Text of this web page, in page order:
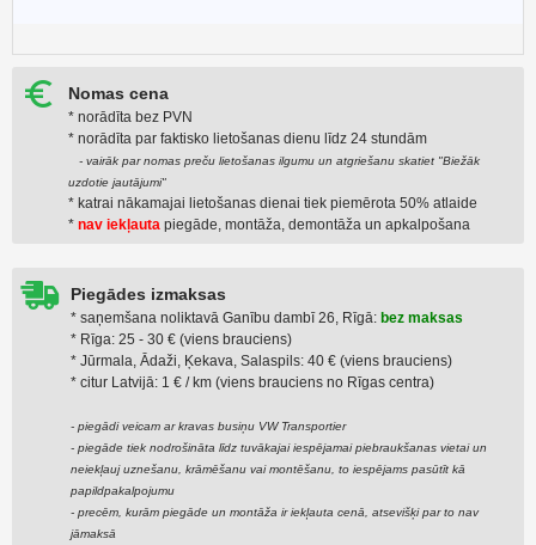
Nomas cena
* norādīta bez PVN
* norādīta par faktiskо lietošanas dienu līdz 24 stundām
- vairāk par nomas preču lietošanas ilgumu un atgriešanu skatiet "Biežāk
uzdotie jautājumi"
* katrai nākamajai lietošanas dienai tiek piemērota 50% atlaide
* nav iekļauta piegāde, montāža, demontāža un apkalpošana
Piegādes izmaksas
* saņemšana noliktavā Ganību dambī 26, Rīgā: bez maksas
* Rīga: 25 - 30 € (viens brauciens)
* Jūrmala, Ādaži, Ķekava, Salaspils: 40 € (viens brauciens)
* citur Latvijā: 1 € / km (viens brauciens no Rīgas centra)
- piegādi veicam ar kravas busiņu VW Transportier
- piegāde tiek nodrošināta līdz tuvākajai iespējamai piebraukšanas vietai un
neiekļauj uznešanu, krāmēšanu vai montēšanu, to iespējams pasūtīt kā
papildpakalpojumu
- precēm, kurām piegāde un montāža ir iekļauta cenā, atsevišķi par to nav
jāmaksā